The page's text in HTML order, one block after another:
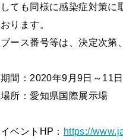
しても同様に感染症対策
おります。
ブース番号等は、決定次第
期間：2020年9月9日～11
場所：愛知県国際展示場
イベントHP： https://